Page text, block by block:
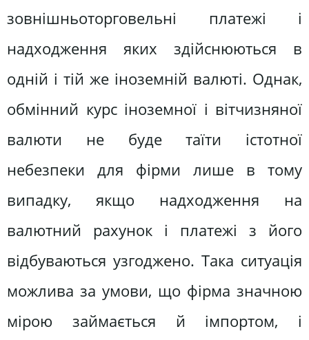
зовнішньоторговельні платежі і
надходження яких здійснюються в
одній і тій же іноземній валюті. Однак,
обмінний курс іноземної і вітчизняної
валюти не буде таїти істотної
небезпеки для фірми лише в тому
випадку, якщо надходження на
валютний рахунок і платежі з його
відбуваються узгоджено. Така ситуація
можлива за умови, що фірма значною
мірою займається й імпортом, і